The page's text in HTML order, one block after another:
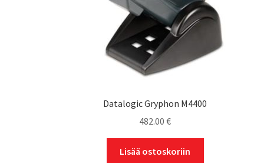
Datalogic Gryphon M4400
482.00€
Lisää ostoskoriin